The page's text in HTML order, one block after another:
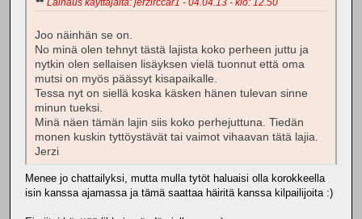
Lainaus käyttäjältä: jerzirccar1 - 04.04.13 - klo: 12.50
Joo näinhän se on.
No minä olen tehnyt tästä lajista koko perheen juttu ja
nytkin olen sellaisen lisäyksen vielä tuonnut että oma
mutsi on myös päässyt kisapaikalle.
Tessa nyt on siellä koska käsken hänen tulevan sinne
minun tueksi.
Minä näen tämän lajin siis koko perhejuttuna. Tiedän
monen kuskin tyttöystävät tai vaimot vihaavan tätä lajia.
Jerzi
Menee jo chattailyksi, mutta mulla tytöt haluaisi olla korokkeella
isin kanssa ajamassa ja tämä saattaa häiritä kanssa kilpailijoita :)